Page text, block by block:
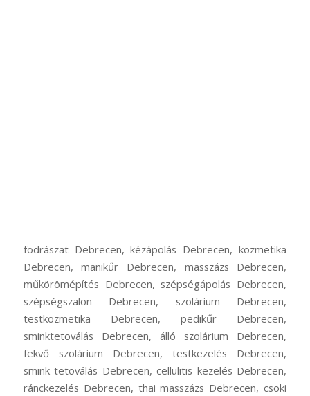
fodrászat Debrecen, kézápolás Debrecen, kozmetika
Debrecen, manikűr Debrecen, masszázs Debrecen,
műkörömépítés Debrecen, szépségápolás Debrecen,
szépségszalon Debrecen, szolárium Debrecen,
testkozmetika Debrecen, pedikűr Debrecen,
sminktetoválás Debrecen, álló szolárium Debrecen,
fekvő szolárium Debrecen, testkezelés Debrecen,
smink tetoválás Debrecen, cellulitis kezelés Debrecen,
ránckezelés Debrecen, thai masszázs Debrecen, csoki